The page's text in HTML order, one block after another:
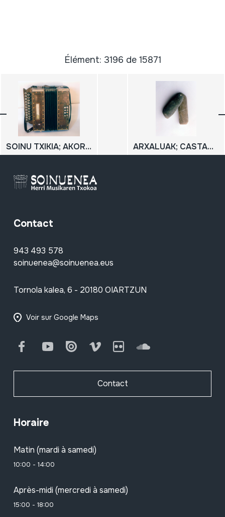
Élément: 3196 de 15871
SOINU TXIKIA; AKORDEOI DIATONIKOA; TRIKITIXA ARXALUAK; CASTAÑUELAS DE PIEDRA; HARRIZKO KASTAÑUELAK
Contact
943 493 578
soinuenea@soinuenea.eus
Tornola kalea, 6 - 20180 OIARTZUN
Voir sur Google Maps
FacebookYoutube Issuu Vimeo Flickr SoundCloud
Contact
Horaire
Matin (mardi à samedi)
10:00 - 14:00
Après-midi (mercredi à samedi)
15:00 - 18:00